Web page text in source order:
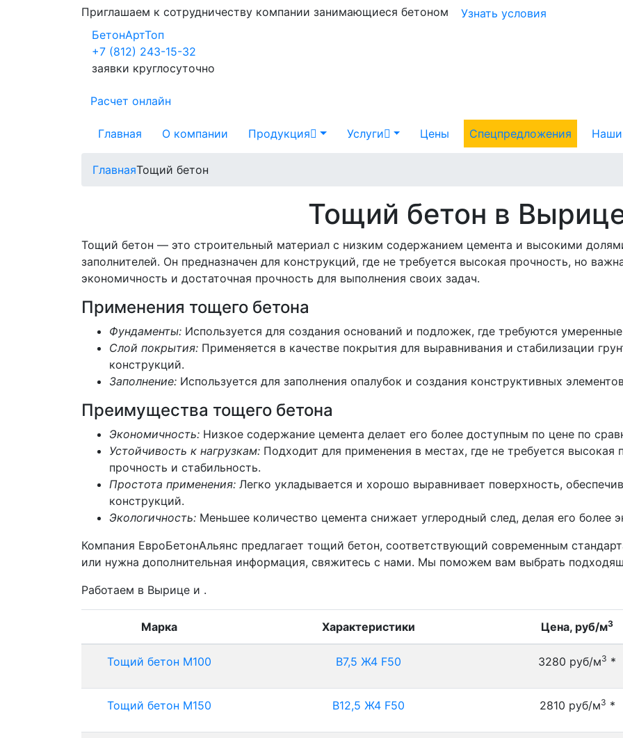
Приглашаем к сотрудничеству компании занимающиеся бетоном
Узнать условия
БетонАртТоп
+7 (812) 243-15-32
заявки круглосуточно
Расчет онлайн
Главная О компании Продукция Услуги Цены Спецпредложения Наши
ГлавнаяТощий бетон
Тощий бетон в
Тощий бетон — это строительный материал с низким содержанием цемента и высокими
заполнителей. Он предназначен для конструкций, где не требуется высокая прочность, но
экономичность и достаточная прочность для выполнения своих задач.
Применения тощего бетона
Фундаменты: Используется для создания оснований и подложек, где требуются
Слой покрытия: Применяется в качестве покрытия для выравнивания и стабилизации
конструкций.
Заполнение: Используется для заполнения опалубок и создания конструктивных
Преимущества тощего бетона
Экономичность: Низкое содержание цемента делает его более доступным по цене по
Устойчивость к нагрузкам: Подходит для применения в местах, где не требуется высокая
прочность и стабильность.
Простота применения: Легко укладывается и хорошо выравнивает поверхность,
конструкций.
Экологичность: Меньшее количество цемента снижает углеродный след, делая его более
Компания ЕвроБетонАльянс предлагает тощий бетон, соответствующий современным
или нужна дополнительная информация, свяжитесь с нами. Мы поможем вам выбрать
Работаем в Вырице и .
Марка Характеристики Цена, руб/м3
Тощий бетон М100 B7,5 Ж4 F50 3280 руб/м3 *
Тощий бетон М150 B12,5 Ж4 F50 2810 руб/м3 *